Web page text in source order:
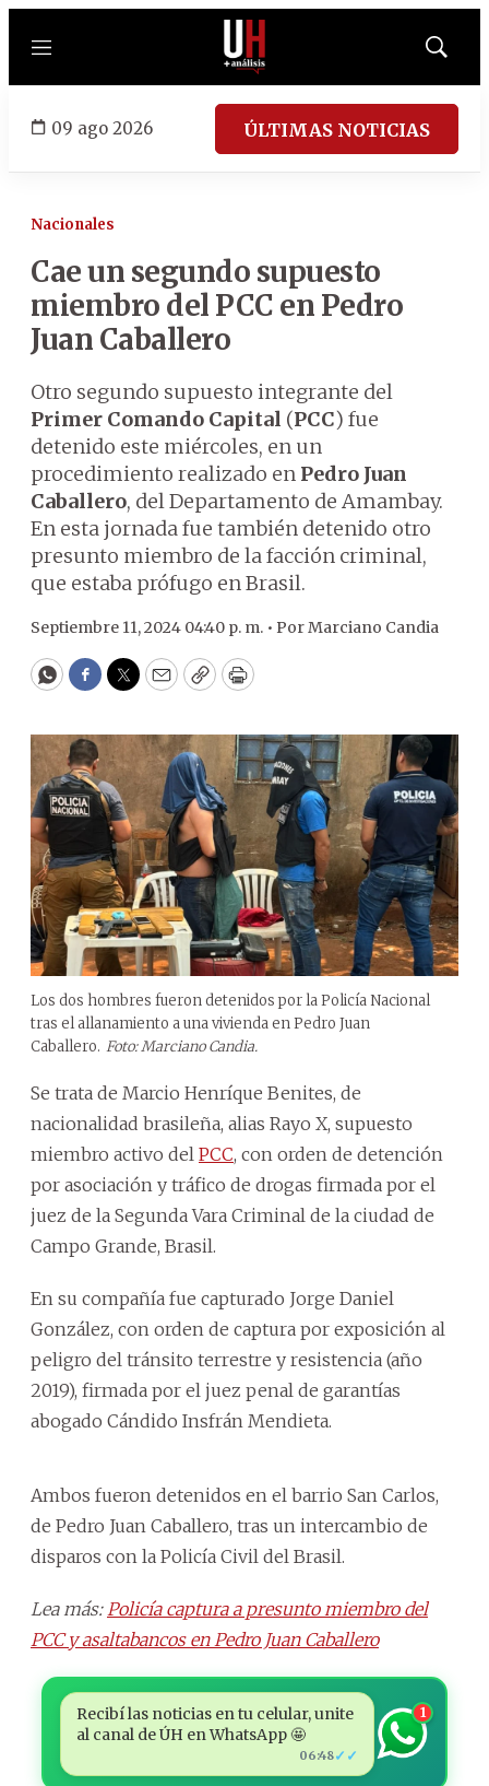
Menú
Mostrar
09 ago 2026 ÚLTIMAS NOTICIAS
Nacionales
Cae un segundo supuesto
miembro del PCC en Pedro
Juan Caballero
Otro segundo supuesto integrante del
Primer Comando Capital (PCC) fue
detenido este miércoles, en un
procedimiento realizado en Pedro Juan
Caballero, del Departamento de Amambay.
En esta jornada fue también detenido otro
presunto miembro de la facción criminal,
que estaba prófugo en Brasil.
Septiembre 11, 2024 04:40 p. m. • PorMarciano Candia
WhatsApp
Facebook
Twitter
EmailCopyPrint
Los dos hombres fueron detenidos por la Policía Nacional
tras el allanamiento a una vivienda en Pedro Juan
Caballero. Foto: Marciano Candia.
Se trata de Marcio Henríque Benites, de
nacionalidad brasileña, alias Rayo X, supuesto
miembro activo del PCC, con orden de detención
por asociación y tráfico de drogas firmada por el
juez de la Segunda Vara Criminal de la ciudad de
Campo Grande, Brasil.
En su compañía fue capturado Jorge Daniel
González, con orden de captura por exposición al
peligro del tránsito terrestre y resistencia (año
2019), firmada por el juez penal de garantías
abogado Cándido Insfrán Mendieta.
Ambos fueron detenidos en el barrio San Carlos,
de Pedro Juan Caballero, tras un intercambio de
disparos con la Policía Civil del Brasil.
Lea más: Policía captura a presunto miembro del
PCC y asaltabancos en Pedro Juan Caballero
Recibí las noticias en tu celular, unite
al canal de ÚH en WhatsApp 🤩
06:48✓✓
1